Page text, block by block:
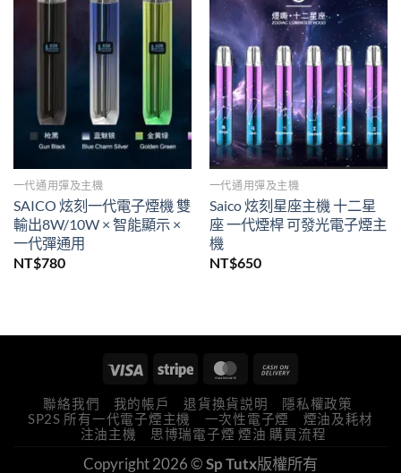
Add to
wishlist
一代通用彈及主機
SAICO 炫刻一代電子煙機 雙
輸出8W/10W × 智能顯示 ×
一代彈通用
NT$780
Add to
wishlist
一代通用彈及主機
Saico 炫刻星座主機 十二星
座 一代煙桿 可發光電子煙主
機
NT$650
聯絡我們 我的帳戶 退貨換貨説明
隱私權政策
SP2S 所有一代電子煙主機
一次性電子煙
煙油及耗材
注油主機
思博瑞電子煙 煙油 購買流程
Copyright 2026 ©Sp Tutx版權所有